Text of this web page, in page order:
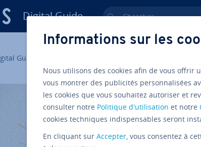
Digital Guide Chercher
Guide
Informations sur les
Nous utilisons des cookies afin de vous offrir
vous montrer des publicités personnalisées
les cookies que vous souhaitez autoriser et
consulter notre Politique d'utilisation et notre
cookies techniques indispensables seront
En cliquant sur Accepter, vous consentez à